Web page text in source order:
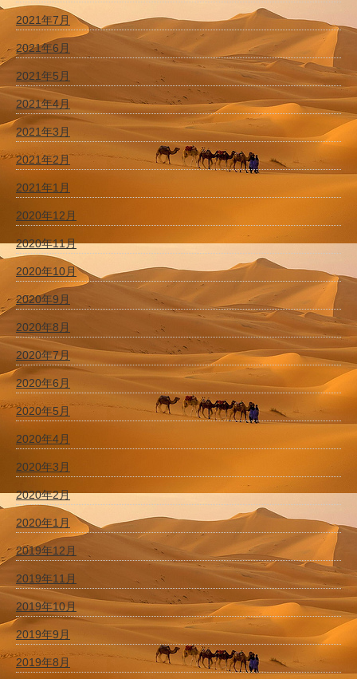
2021年7月
2021年6月
2021年5月
2021年4月
2021年3月
2021年2月
2021年1月
2020年12月
2020年11月
2020年10月
2020年9月
2020年8月
2020年7月
2020年6月
2020年5月
2020年4月
2020年3月
2020年2月
2020年1月
2019年12月
2019年11月
2019年10月
2019年9月
2019年8月